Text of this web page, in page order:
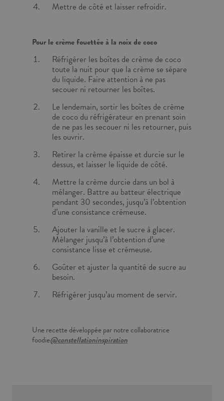
Mettre de côté et laisser refroidir.
Pour le crème fouettée à la noix de coco
Réfrigérer les boîtes de crème de coco
toute la nuit pour que la crème se sépare
du liquide. Faire attention à ne pas
secouer ni retourner les boîtes.
Le lendemain, sortir les boîtes de crème
de coco du réfrigérateur en prenant soin
de ne pas les secouer ni les retourner, puis
les ouvrir.
Retirer la crème épaisse et durcie sur le
dessus, et laisser le liquide de côté.
Mettre la crème durcie dans un bol à
mélanger. Battre au batteur électrique
pendant 30 secondes, jusqu’à l’obtention
d’une consistance crémeuse.
Ajouter la vanille et le sucre à glacer.
Mélanger jusqu’à l’obtention d’une
consistance lisse et crémeuse.
Goûter et ajuster la quantité de sucre au
besoin.
Réfrigérer jusqu’au moment de servir.
Une recette développée par notre collaboratrice
foodie@constellationinspiration